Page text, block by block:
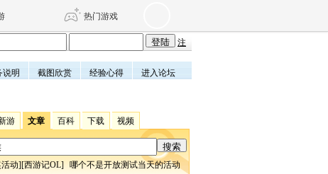
热门游戏
剑网3旗舰版 新天龙八部
自由 诛仙世界 仙剑世界
注
说明 截图欣赏 经验心得 进入论坛
游 文章 百科 下载 视频
动][西游记OL] 哪个不是开放测试当天的活动